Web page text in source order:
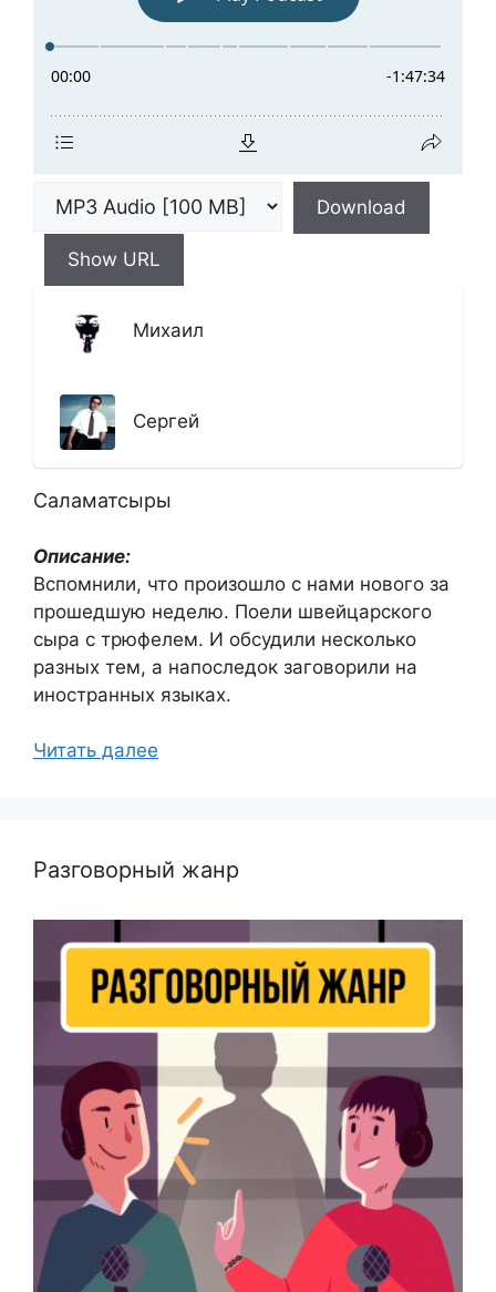
Download
Show URL
Михаил
Сергей
Саламатсыры
Описание:
Вспомнили, что произошло с нами нового за
прошедшую неделю. Поели швейцарского
сыра с трюфелем. И обсудили несколько
разных тем, а напоследок заговорили на
иностранных языках.
Читать далее
Разговорный жанр